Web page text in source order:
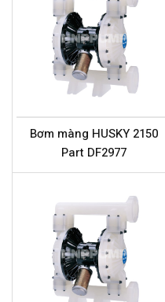
Bơm màng HUSKY 2150
Part DF2977